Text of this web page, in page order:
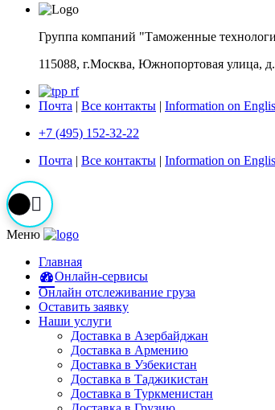
Группа компаний "Таможенные
115088, г.Москва, Южнопортовая улица,
Почта | Все контакты | Information on
+7 (495) 152-32-22
Почта | Все контакты | Information on
Меню
Главная
Онлайн-сервисы
Онлайн отслеживание груза
Оставить заявку
Наши услуги
Доставка в Азербайджан
Доставка в Армению
Доставка в Узбекистан
Доставка в Таджикистан
Доставка в Туркменистан